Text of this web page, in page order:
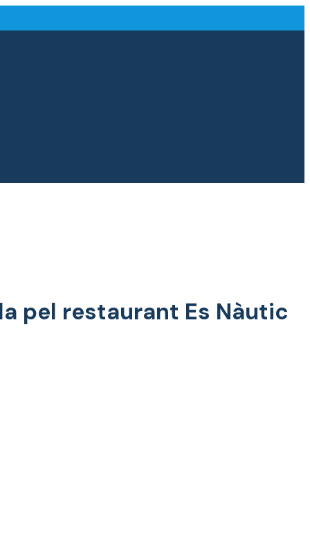
pel restaurant Es Nàutic